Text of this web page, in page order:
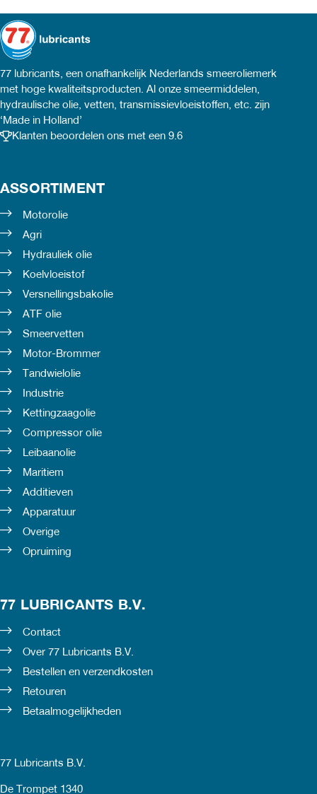
77 lubricants, een onafhankelijk Nederlands smeeroliemerk
met hoge kwaliteitsproducten. Al onze smeermiddelen,
hydraulische olie, vetten, transmissievloeistoffen, etc. zijn
‘Made in Holland’
Klanten beoordelen ons met een 9.6
ASSORTIMENT
Motorolie
Agri
Hydrauliek olie
Koelvloeistof
Versnellingsbakolie
ATF olie
Smeervetten
Motor-Brommer
Tandwielolie
Industrie
Kettingzaagolie
Compressor olie
Leibaanolie
Maritiem
Additieven
Apparatuur
Overige
Opruiming
77 LUBRICANTS B.V.
Contact
Over 77 Lubricants B.V.
Bestellen en verzendkosten
Retouren
Betaalmogelijkheden
77 Lubricants B.V.
De Trompet 1340